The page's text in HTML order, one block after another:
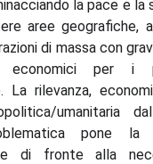
la pace e la
aree geografiche,
di massa con
economici per i
La rilevanza,
umanitaria
pone la
di fronte alla